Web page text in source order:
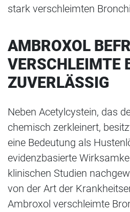
stark verschleimten
AMBROXOL
VERSCHLEIMTE
ZUVERLÄSSIG
Neben Acetylcystein, das
chemisch zerkleinert,
eine Bedeutung als
evidenzbasierte
klinischen Studien
von der Art der
Ambroxol verschleimte